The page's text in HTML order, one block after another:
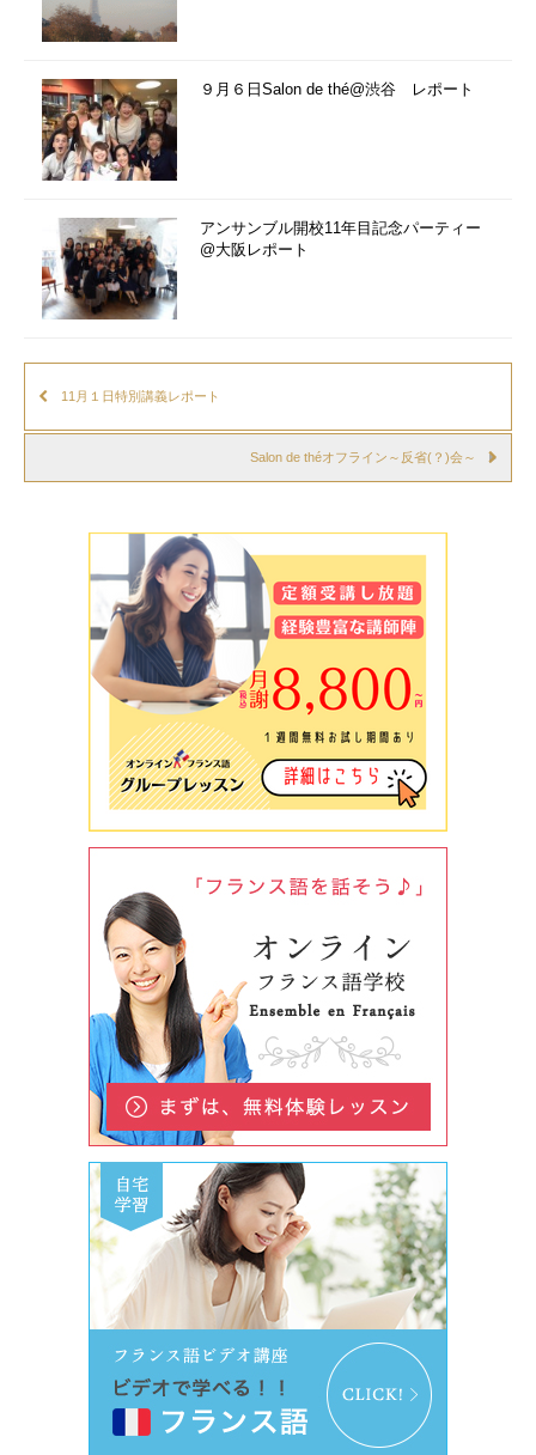
９月６日Salon de thé@渋谷 レポート
アンサンブル開校11年目記念パーティー
@大阪レポート
11月１日特別講義レポート
Salon de théオフライン～反省(？)会～